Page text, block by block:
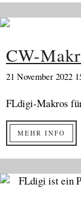
CW-
21 November 2022
FLdigi-Makros
MEHR INFO